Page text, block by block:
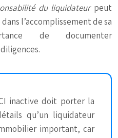
du liquidateur peut
l’accomplissement de sa
de documenter
inactive doit porter la
qu’un liquidateur
important, car